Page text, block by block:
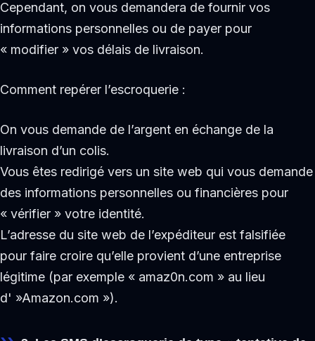
Cependant, on vous demandera de fournir vos
informations personnelles ou de payer pour
« modifier » vos délais de livraison.
Comment repérer l’escroquerie :
On vous demande de l’argent en échange de la
livraison d’un colis.
Vous êtes redirigé vers un site web qui vous demande
des informations personnelles ou financières pour
« vérifier » votre identité.
L’adresse du site web de l’expéditeur est falsifiée
pour faire croire qu’elle provient d’une entreprise
légitime (par exemple « amaz0n.com » au lieu
d' »Amazon.com »).